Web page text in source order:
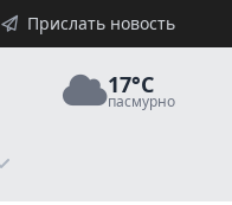
Прислать новость
17°C
пасмурно